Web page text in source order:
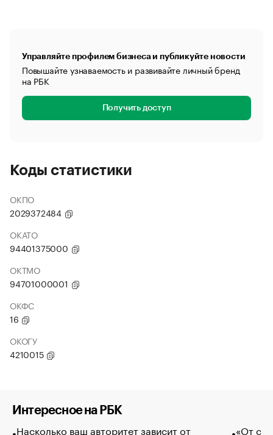
Управляйте профилем бизнеса и публикуйте новости
Повышайте узнаваемость и развивайте личный бренд
на РБК
Получить доступ
Коды статистики
ОКПО
2029372484
ОКАТО
94401375000
ОКТМО
94701000001
ОКФС
16
ОКОГУ
4210015
Интересное на РБК
Насколько ваш авторитет зависит от
«От